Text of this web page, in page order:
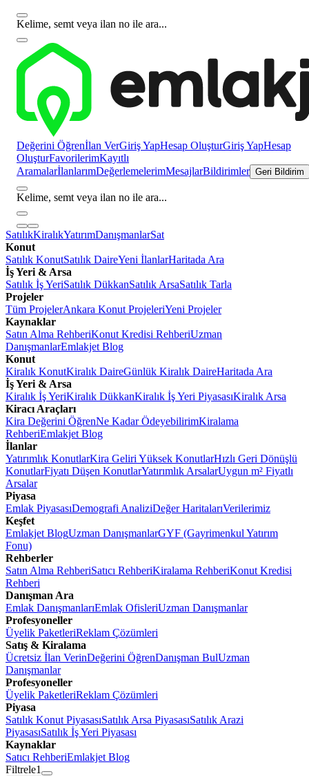
Kelime, semt veya ilan no ile ara...
Değerini Öğrenİlan VerGiriş YapHesap OluşturGiriş YapHesap
OluşturFavorilerimKayıtlı
AramalarİlanlarımDeğerlemelerimMesajlarBildirimler Geri Bildirim
Kelime, semt veya ilan no ile ara...
SatılıkKiralıkYatırımDanışmanlarSat
Konut
Satılık KonutSatılık DaireYeni İlanlarHaritada Ara
İş Yeri & Arsa
Satılık İş YeriSatılık DükkanSatılık ArsaSatılık Tarla
Projeler
Tüm ProjelerAnkara Konut ProjeleriYeni Projeler
Kaynaklar
Satın Alma RehberiKonut Kredisi RehberiUzman
DanışmanlarEmlakjet Blog
Konut
Kiralık KonutKiralık DaireGünlük Kiralık DaireHaritada Ara
İş Yeri & Arsa
Kiralık İş YeriKiralık DükkanKiralık İş Yeri PiyasasıKiralık Arsa
Kiracı Araçları
Kira Değerini ÖğrenNe Kadar ÖdeyebilirimKiralama
RehberiEmlakjet Blog
İlanlar
Yatırımlık KonutlarKira Geliri Yüksek KonutlarHızlı Geri Dönüşlü
KonutlarFiyatı Düşen KonutlarYatırımlık ArsalarUygun m² Fiyatlı
Arsalar
Piyasa
Emlak PiyasasıDemografi AnaliziDeğer HaritalarıVerilerimiz
Keşfet
Emlakjet BlogUzman DanışmanlarGYF (Gayrimenkul Yatırım
Fonu)
Rehberler
Satın Alma RehberiSatıcı RehberiKiralama RehberiKonut Kredisi
Rehberi
Danışman Ara
Emlak DanışmanlarıEmlak OfisleriUzman Danışmanlar
Profesyoneller
Üyelik PaketleriReklam Çözümleri
Satış & Kiralama
Ücretsiz İlan VerinDeğerini ÖğrenDanışman BulUzman
Danışmanlar
Profesyoneller
Üyelik PaketleriReklam Çözümleri
Piyasa
Satılık Konut PiyasasıSatılık Arsa PiyasasıSatılık Arazi
PiyasasıSatılık İş Yeri Piyasası
Kaynaklar
Satıcı RehberiEmlakjet Blog
Filtrele1